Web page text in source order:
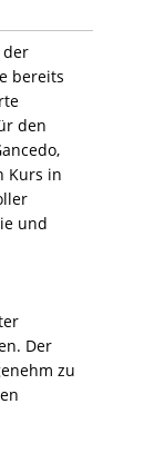
der
bereits
den
Kurs in
und
Der
zu